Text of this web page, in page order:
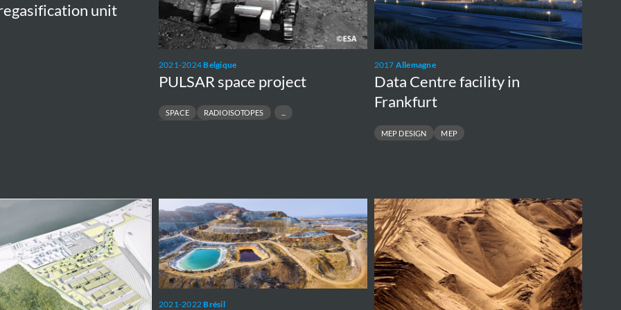
unit
2021-2024Belgique
PULSAR space project
SPACE
RADIOISOTOPES
2017 Allemagne
Data Centre facility in
Frankfurt
MEP DESIGN MEP
2021-2022Brésil
Water
Stress
Indicator
for
mining
operations
ANGIE
–
Green
H2
for
Mining